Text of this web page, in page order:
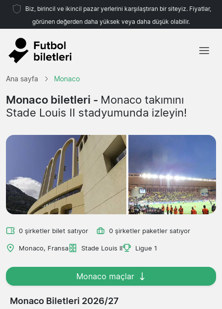
Biz, birincil ve ikincil pazar yerlerini karşılaştıran bir siteyiz. Fiyatlar,
görünen değerden daha yüksek veya daha düşük olabilir.
Takımlar
Ligler
Ana sayfa Monaco
Monaco biletleri - Monaco takımını
Stade Louis II stadyumunda izleyin!
0 şirketler bilet satıyor 0 şirketler paketler satıyor
Monaco, Fransa Stade Louis II Ligue 1
Monaco maçlar
Monaco Biletleri 2026/27